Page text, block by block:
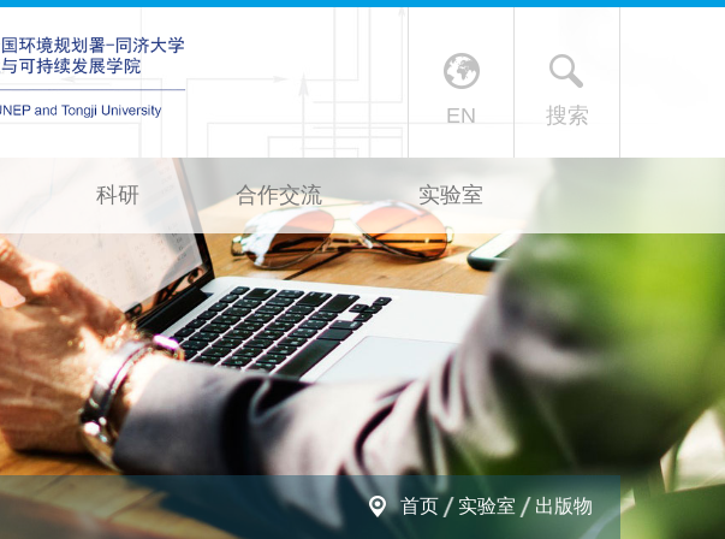
搜索
EN
科研 合作交流 实验室
首页 实验室 出版物